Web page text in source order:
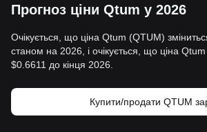
Прогноз ціни Qtum у 2026
Очікується, що ціна Qtum (QTUM)
станом на 2026, і очікується, що ціна
$0.6611 до кінця 2026.
Купити/продати QTUM